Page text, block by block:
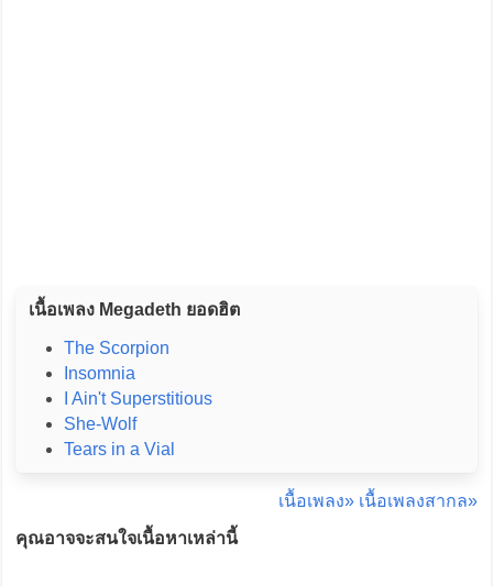
เนื้อเพลง Megadeth ยอดฮิต
The Scorpion
Insomnia
I Ain't Superstitious
She-Wolf
Tears in a Vial
เนื้อเพลง» เนื้อเพลงสากล»
คุณอาจจะสนใจเนื้อหาเหล่านี้